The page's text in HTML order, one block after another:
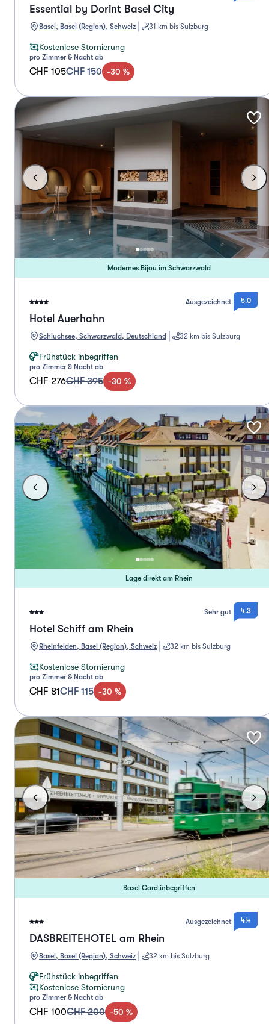
Essential by Dorint Basel City
Basel, Basel (Region), Schweiz 31 km bis Sulzburg
Kostenlose Stornierung
pro Zimmer & Nacht ab
CHF 105CHF 150 -30 %
Modernes Bijou im Schwarzwald
Ausgezeichnet 5.0
Hotel Auerhahn
Schluchsee, Schwarzwald, Deutschland 32 km bis Sulzburg
Frühstück inbegriffen
pro Zimmer & Nacht ab
CHF 276CHF 395 -30 %
Lage direkt am Rhein
Sehr gut 4.3
Hotel Schiff am Rhein
Rheinfelden, Basel (Region), Schweiz 32 km bis Sulzburg
Kostenlose Stornierung
pro Zimmer & Nacht ab
CHF 81CHF 115 -30 %
Basel Card inbegriffen
Ausgezeichnet 4.4
DASBREITEHOTEL am Rhein
Basel, Basel (Region), Schweiz 32 km bis Sulzburg
Frühstück inbegriffen
Kostenlose Stornierung
pro Zimmer & Nacht ab
CHF 100CHF 200 -50 %